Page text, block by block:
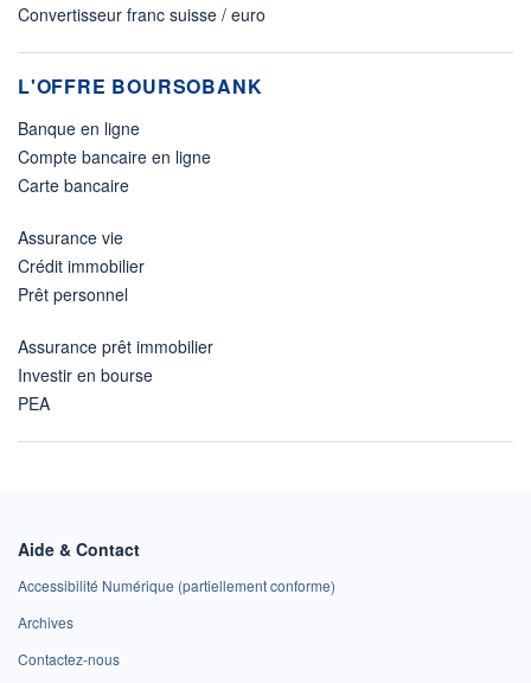
Convertisseur franc suisse / euro
L'OFFRE BOURSOBANK
Banque en ligne
Compte bancaire en ligne
Carte bancaire
Assurance vie
Crédit immobilier
Prêt personnel
Assurance prêt immobilier
Investir en bourse
PEA
Aide & Contact
Accessibilité Numérique (partiellement conforme)
Archives
Contactez-nous